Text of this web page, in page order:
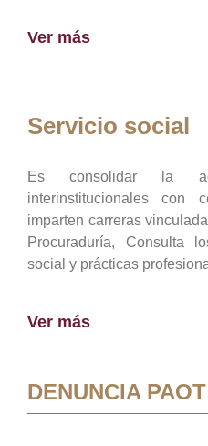
Ver más
Servicio social
Es consolidar la
interinstitucionales con
imparten carreras
Procuraduría, Consulta
social y prácticas
Ver más
DENUNCIA PAOT